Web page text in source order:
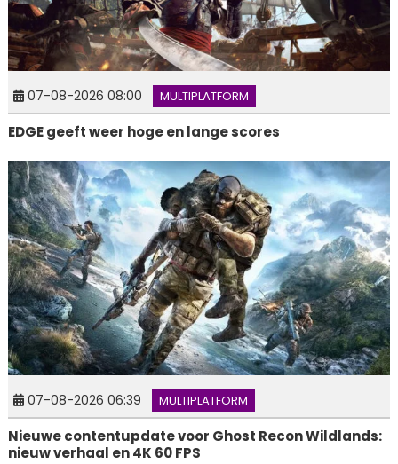
07-08-2026 08:00 MULTIPLATFORM
EDGE geeft weer hoge en lange scores
07-08-2026 06:39 MULTIPLATFORM
Nieuwe contentupdate voor Ghost Recon Wildlands:
nieuw verhaal en 4K 60 FPS